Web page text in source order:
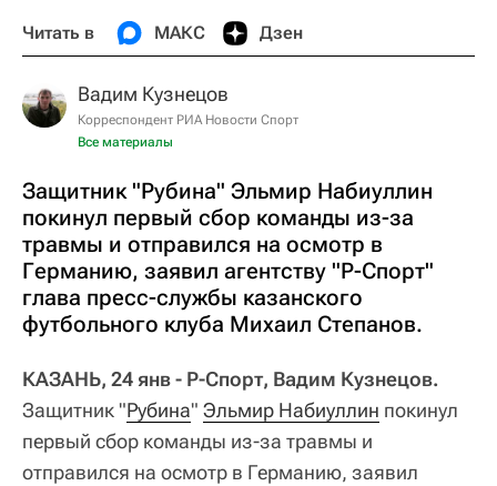
Читать в МАКС Дзен
Вадим Кузнецов
Корреспондент РИА Новости Спорт
Все материалы
Защитник "Рубина" Эльмир Набиуллин
покинул первый сбор команды из-за
травмы и отправился на осмотр в
Германию, заявил агентству "Р-Спорт"
глава пресс-службы казанского
футбольного клуба Михаил Степанов.
КАЗАНЬ, 24 янв - Р-Спорт, Вадим Кузнецов.
Защитник "Рубина" Эльмир Набиуллин покинул
первый сбор команды из-за травмы и
отправился на осмотр в Германию, заявил